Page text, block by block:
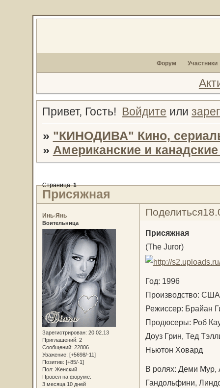
Форум Участники
Привет, Гость! Войдите или
» "КИНОДИВА" Кино,
» Американские и
Присяжная
Страница:1
Поделиться
Инь-Янь
Воительница
Зарегистрирован: 20.02.13
Приглашений: 2
Сообщений: 22806
Уважение: [+5698/-11]
Позитив: [+85/-1]
Пол: Женский
Провел на форуме:
3 месяца 10 дней
Присяжная
(The Juror)
Год: 1996
Производство:
Режиссер: Брайан
Продюсеры: Роб
Доуз Грин, Тед
Ньютон Ховард
В ролях: Деми Мур,
Гандольфини,